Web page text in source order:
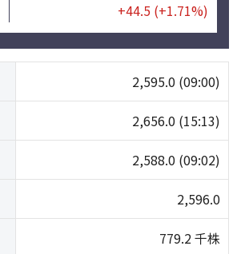
+44.5 (+1.71%)
2,595.0 (09:00)
2,656.0 (15:13)
2,588.0 (09:02)
2,596.0
779.2 千株